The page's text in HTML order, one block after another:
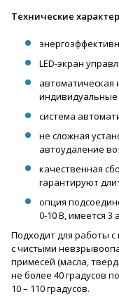
Технические
LED-экран
индивидуальные
система
не сложная
автоудаление
качественная
гарантируют
опция
0-10 В, имеется
Подходит для работы с
с чистыми
примесей (масла,
не более 40 градусов
10 – 110 градусов.